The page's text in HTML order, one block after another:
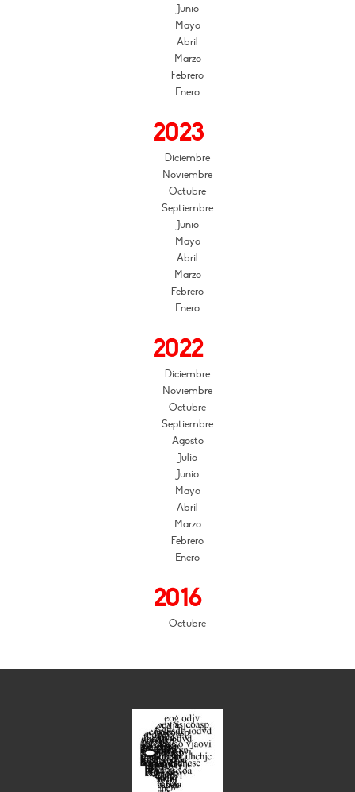
Junio
Mayo
Abril
Marzo
Febrero
Enero
2023
Diciembre
Noviembre
Octubre
Septiembre
Junio
Mayo
Abril
Marzo
Febrero
Enero
2022
Diciembre
Noviembre
Octubre
Septiembre
Agosto
Julio
Junio
Mayo
Abril
Marzo
Febrero
Enero
2016
Octubre